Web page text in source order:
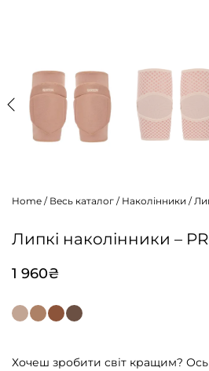
Home / Весь каталог / Наколінники /
Липкі наколінники –
1 960₴
Хочеш зробити світ кращим? Ось